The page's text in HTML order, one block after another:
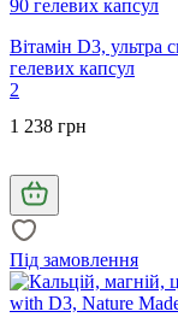
Вітамін D3,
гелевих капсул
2
1 238 грн
Під замовлення